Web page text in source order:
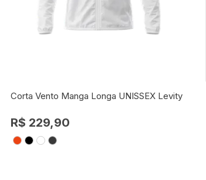
Corta Vento Manga Longa UNISSEX Levity
R$ 229,90